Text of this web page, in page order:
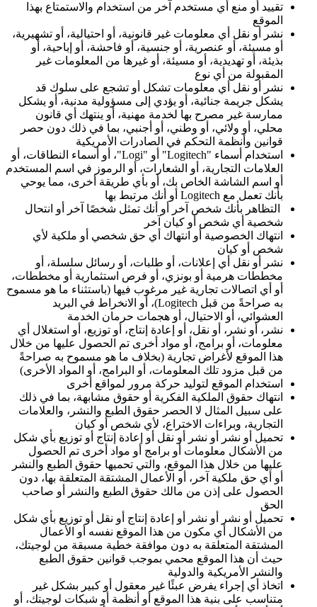
تقييد أو منع أي مستخدم آخر من استخدام والاستمتاع بهذا
الموقع
نشر أو نقل أي معلومات غير قانونية، أو احتيالية، أو تشهيرية،
أو مسيئة، أو عنصرية، أو جنسية، أو فاحشة، أو إباحية، أو
بذيئة، أو تهديدية، أو مسيئة، أو غيرها من المعلومات غير
المقبولة من أي نوع
نشر أو نقل أي معلومات تشكل أو تشجع على سلوك قد
يشكل جريمة جنائية، أو يؤدي إلى مسؤولية مدنية، أو يشكل
ممارسة غير مصرح بها لخدمة مهنية، أو ينتهك أي قانون
محلي، أو ولائي، أو وطني، أو أجنبي، بما في ذلك دون حصر
قوانين وأنظمة التحكم في الصادرات الأمريكية
استخدام أسماء "Logitech" أو "Logi"، أو أسماء النطاقات، أو
العلامات التجارية، أو الشعارات، أو الرموز في اسم المستخدم
أو اسم الشاشة الخاص بك، أو بأي طريقة أخرى، مما يوحي
بأنك تعمل مع Logitech أو أنك مرتبط بها
التظاهر بأنك شخص آخر أو أنك تمثل شخصًا آخر أو انتحال
شخصية أي شخص أو كيان آخر
انتهاك الخصوصية أو انتهاك أي حق شخصي أو ملكية لأي
شخص أو كيان
نشر أو نقل أي إعلانات، أو طلبات، أو رسائل سلسلة، أو
مخططات هرمية أو بونزي، أو فرص استثمارية أو مخططات،
أو أي اتصالات تجارية غير مرغوب فيها (باستثناء ما هو مسموح
به صراحةً من قبل Logitech)، أو الانخراط في البريد
العشوائي، أو الاحتيال، أو هجمات حرمان الخدمة
نشر، أو نشر، أو نقل، أو إعادة إنتاج، أو توزيع، أو استغلال أي
معلومات، أو برامج، أو مواد أخرى تم الحصول عليها من خلال
هذا الموقع لأغراض تجارية (بخلاف ما هو مسموح به صراحةً
من قبل مزود تلك المعلومات، أو البرامج، أو المواد الأخرى)
استخدام الموقع لتوليد حركة مرور لمواقع أخرى
انتهاك حقوق الملكية الفكرية أو حقوق مشابهة، بما في ذلك
على سبيل المثال لا الحصر حقوق الطبع والنشر، والعلامات
التجارية، وبراءات الاختراع، لأي شخص أو كيان
تحميل أو نشر أو نشر أو نقل أو إعادة إنتاج أو توزيع بأي شكل
من الأشكال معلومات أو برامج أو مواد أخرى تم الحصول
عليها من خلال هذا الموقع، والتي تحميها حقوق الطبع والنشر
أو أي حق ملكية آخر، أو الأعمال المشتقة المتعلقة بها، دون
الحصول على إذن من مالك حقوق الطبع والنشر أو صاحب
الحق
تحميل أو نشر أو نشر أو إعادة إنتاج أو نقل أو توزيع بأي شكل
من الأشكال أي مكون من هذا الموقع نفسه أو الأعمال
المشتقة المتعلقة به دون موافقة خطية مسبقة من لوجيتك،
حيث أن هذا الموقع محمي بموجب قوانين حقوق الطبع
والنشر الأمريكية والدولية
اتخاذ أي إجراء يفرض عبئًا غير معقول أو كبير بشكل غير
متناسب على بنية هذا الموقع أو أنظمة أو شبكات لوجيتك، أو